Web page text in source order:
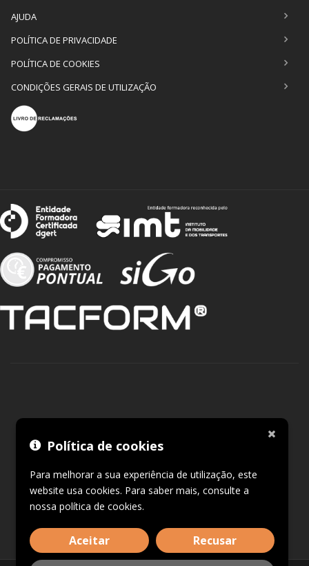
AJUDA
POLÍTICA DE PRIVACIDADE
POLÍTICA DE COOKIES
CONDIÇÕES GERAIS DE UTILIZAÇÃO
Política de cookies
Para melhorar a sua experiência de utilização, este
website usa cookies. Para saber mais, consulte a
nossa política de cookies.
Aceitar Recusar